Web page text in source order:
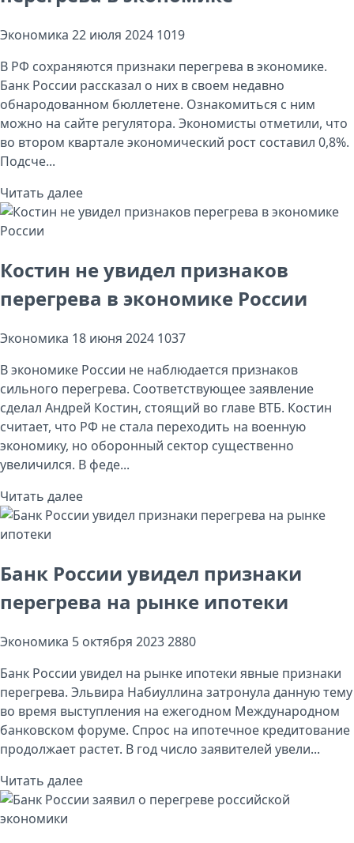
Экономика 22 июля 2024 1019
В РФ сохраняются признаки перегрева в экономике.
Банк России рассказал о них в своем недавно
обнародованном бюллетене. Ознакомиться с ним
можно на сайте регулятора. Экономисты отметили, что
во втором квартале экономический рост составил 0,8%.
Подсче...
Читать далее
Костин не увидел признаков
перегрева в экономике России
Экономика 18 июня 2024 1037
В экономике России не наблюдается признаков
сильного перегрева. Соответствующее заявление
сделал Андрей Костин, стоящий во главе ВТБ. Костин
считает, что РФ не стала переходить на военную
экономику, но оборонный сектор существенно
увеличился. В феде...
Читать далее
Банк России увидел признаки
перегрева на рынке ипотеки
Экономика 5 октября 20232880
Банк России увидел на рынке ипотеки явные признаки
перегрева. Эльвира Набиуллина затронула данную тему
во время выступления на ежегодном Международном
банковском форуме. Спрос на ипотечное кредитование
продолжает растет. В год число заявителей увели...
Читать далее